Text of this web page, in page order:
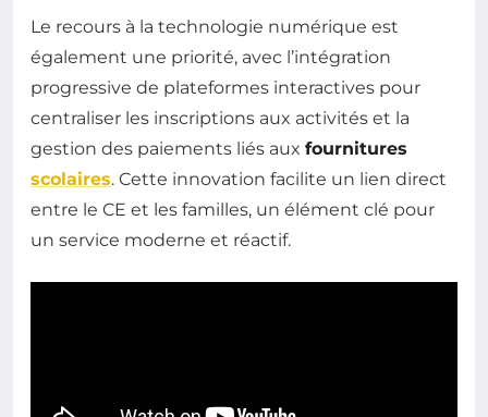
Le recours à la technologie numérique est
également une priorité, avec l’intégration
progressive de plateformes interactives pour
centraliser les inscriptions aux activités et la
gestion des paiements liés aux fournitures
scolaires. Cette innovation facilite un lien direct
entre le CE et les familles, un élément clé pour
un service moderne et réactif.